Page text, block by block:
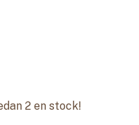
2en stock!